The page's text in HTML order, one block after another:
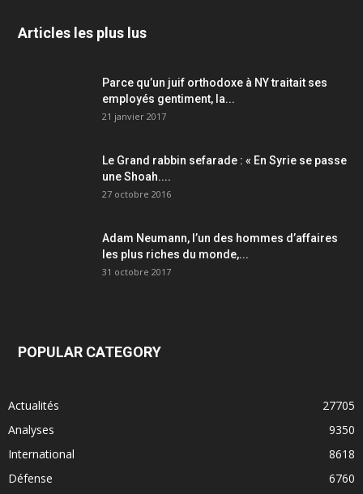
Articles les plus lus
Parce qu’un juif orthodoxe à NY traitait ses
employés gentiment, la...
21 janvier 2017
Le Grand rabbin sefarade : « En Syrie se passe
une Shoah....
27 octobre 2016
Adam Neumann, l’un des hommes d’affaires
les plus riches du monde,...
31 octobre 2017
POPULAR CATEGORY
Actualités
27705
Analyses
9350
International
8618
Défense
6760